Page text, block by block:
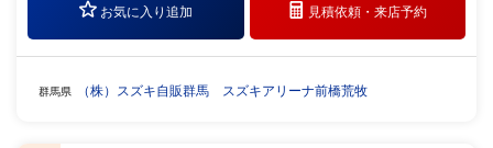
お気に入り追加 見積依頼・来店予約
群馬県 （株）スズキ自販群馬 スズキアリーナ前橋荒牧